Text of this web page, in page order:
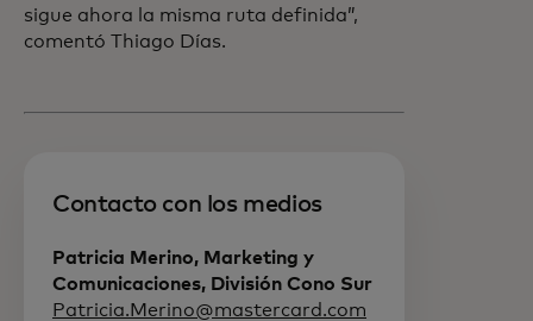
sigue ahora la misma ruta definida”,
comentó Thiago Días.
Contacto con los medios
Patricia Merino, Marketing y
Comunicaciones, División Cono Sur
Patricia.Merino@mastercard.com